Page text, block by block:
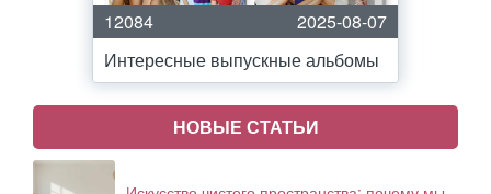
12084
2025-08-07
Интересные выпускные альбомы
НОВЫЕ СТАТЬИ